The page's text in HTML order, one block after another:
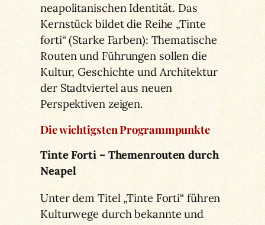
neapolitanischen Identität. Das
Kernstück bildet die Reihe „Tinte
forti“ (Starke Farben): Thematische
Routen und Führungen sollen die
Kultur, Geschichte und Architektur
der Stadtviertel aus neuen
Perspektiven zeigen.
Die wichtigsten Programmpunkte
Tinte Forti – Themenrouten durch
Neapel
Unter dem Titel „Tinte Forti“ führen
Kulturwege durch bekannte und